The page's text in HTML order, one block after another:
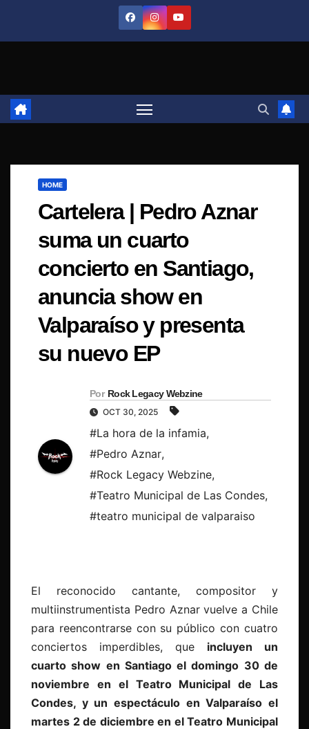
HOME
Cartelera | Pedro Aznar
suma un cuarto
concierto en Santiago,
anuncia show en
Valparaíso y presenta
su nuevo EP
Por Rock Legacy Webzine
OCT 30, 2025
#La hora de la infamia,
#Pedro Aznar,
#Rock Legacy Webzine,
#Teatro Municipal de Las Condes,
#teatro municipal de valparaiso
El reconocido cantante, compositor y
multiinstrumentista Pedro Aznar vuelve a Chile
para reencontrarse con su público con cuatro
conciertos imperdibles, que incluyen un
cuarto show en Santiago el domingo 30 de
noviembre en el Teatro Municipal de Las
Condes, y un espectáculo en Valparaíso el
martes 2 de diciembre en el Teatro Municipal